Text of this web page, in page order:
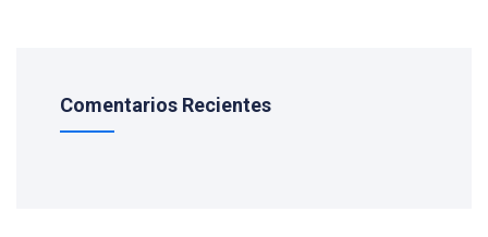
Comentarios Recientes